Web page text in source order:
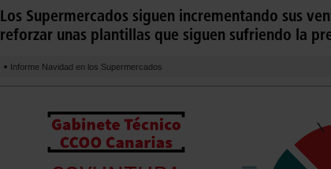
Los Supermercados siguen incrementando sus
reforzar unas plantillas que siguen sufriendo la
Informe Navidad en los Supermercados